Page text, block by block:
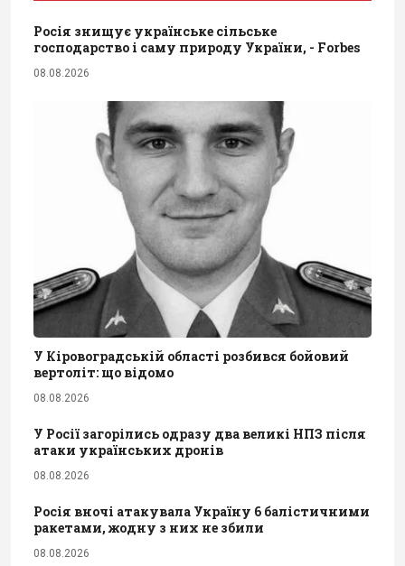
Росія знищує українське сільське
господарство і саму природу України, - Forbes
08.08.2026
У Кіровоградській області розбився бойовий
вертоліт: що відомо
08.08.2026
У Росії загорілись одразу два великі НПЗ після
атаки українських дронів
08.08.2026
Росія вночі атакувала Україну 6 балістичними
ракетами, жодну з них не збили
08.08.2026